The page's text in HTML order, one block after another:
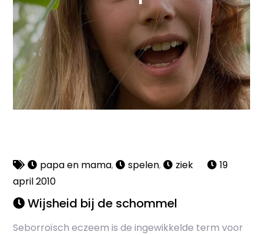
papa en mama, spelen, ziek
19
april 2010
Wijsheid bij de schommel
Seborroïsch eczeem is de ingewikkelde term voor